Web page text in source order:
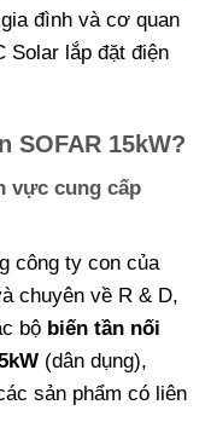
đình và cơ quan
Solar lắp đặt điện
SOFAR 15kW?
vực cung cấp
công ty con của
chuyên về R & D,
bộ biến tần nối
(dân dụng),
sản phẩm có liên